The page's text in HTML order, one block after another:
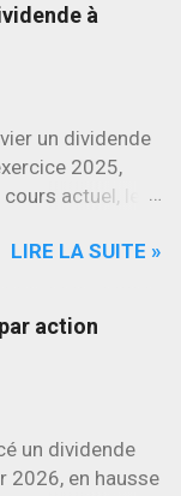
déjà à deux
à
un dividende
2025,
actuel, le
LIRE LA SUITE »
action
un dividende
2026, en hausse